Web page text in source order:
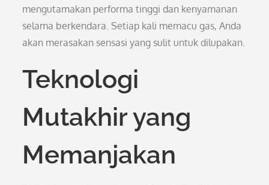
mengutamakan performa tinggi dan kenyamanan
selama berkendara. Setiap kali memacu gas, Anda
akan merasakan sensasi yang sulit untuk dilupakan.
Teknologi
Mutakhir yang
Memanjakan